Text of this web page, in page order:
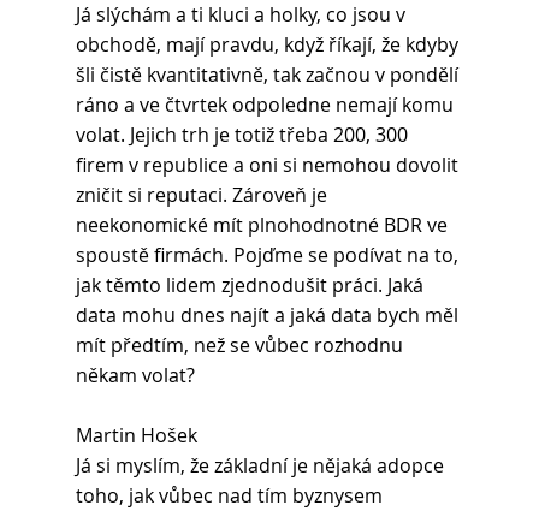
Já slýchám a ti kluci a holky, co jsou v
obchodě, mají pravdu, když říkají, že kdyby
šli čistě kvantitativně, tak začnou v pondělí
ráno a ve čtvrtek odpoledne nemají komu
volat. Jejich trh je totiž třeba 200, 300
firem v republice a oni si nemohou dovolit
zničit si reputaci. Zároveň je
neekonomické mít plnohodnotné BDR ve
spoustě firmách. Pojďme se podívat na to,
jak těmto lidem zjednodušit práci. Jaká
data mohu dnes najít a jaká data bych měl
mít předtím, než se vůbec rozhodnu
někam volat?
Martin Hošek
Já si myslím, že základní je nějaká adopce
toho, jak vůbec nad tím byznysem